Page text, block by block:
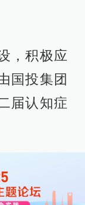
，积极应
国投集团
届认知症